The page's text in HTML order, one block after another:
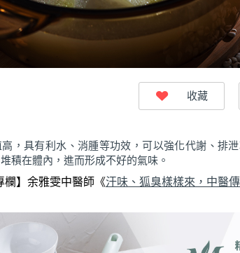
，具有利水、消腫等功效，可以強化代謝、排
積在體內，進而形成不好的氣味。
欄】余雅雯中醫師《汗味、狐臭樣樣來，中醫